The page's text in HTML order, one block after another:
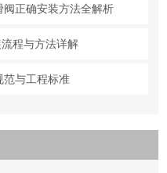
正确安装方法全解析
程与方法详解
范与工程标准